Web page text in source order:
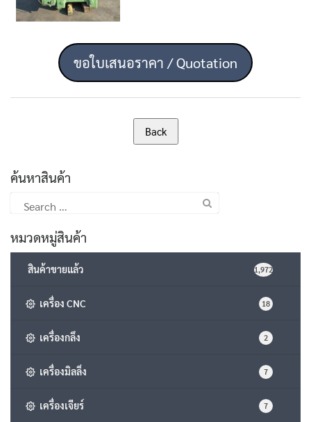
ขอใบเสนอราคา / Quotation
ค้นหาสินค้า
for:
หมวดหมู่สินค้า
สินค้าขายแล้ว 1,972
เครื่อง CNC 18
เครื่องกลึง 2
เครื่องมิลลิ่ง 7
เครื่องเจียร์ 7